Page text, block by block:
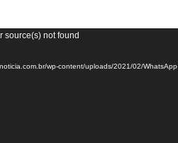
source(s) not found
wp-content/uploads/2021/02/